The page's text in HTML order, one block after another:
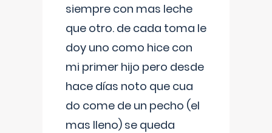
siempre con mas leche
que otro. de cada toma le
doy uno como hice con
mi primer hijo pero desde
hace días noto que cua
do come de un pecho (el
mas lleno) se queda